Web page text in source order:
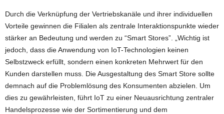
Durch die Verknüpfung der Vertriebskanäle und ihrer individuellen
Vorteile gewinnen die Filialen als zentrale Interaktionspunkte wieder
stärker an Bedeutung und werden zu “Smart Stores”. „Wichtig ist
jedoch, dass die Anwendung von IoT-Technologien keinen
Selbstzweck erfüllt, sondern einen konkreten Mehrwert für den
Kunden darstellen muss. Die Ausgestaltung des Smart Store sollte
demnach auf die Problemlösung des Konsumenten abzielen. Um
dies zu gewährleisten, führt IoT zu einer Neuausrichtung zentraler
Handelsprozesse wie der Sortimentierung und dem